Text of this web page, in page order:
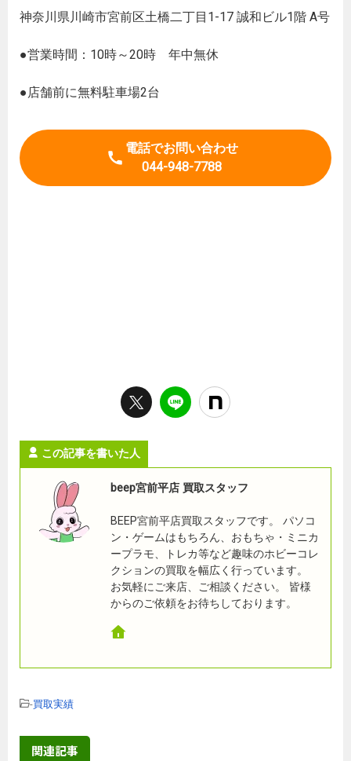
神奈川県川崎市宮前区土橋二丁目1-17 誠和ビル1階 A号
●営業時間：10時～20時 年中無休
●店舗前に無料駐車場2台
電話でお問い合わせ
044-948-7788
この記事を書いた人
beep宮前平店 買取スタッフ
BEEP宮前平店買取スタッフです。 パソコ
ン・ゲームはもちろん、おもちゃ・ミニカ
ープラモ、トレカ等など趣味のホビーコレ
クションの買取を幅広く行っています。
お気軽にご来店、ご相談ください。 皆様
からのご依頼をお待ちしております。
-買取実績
関連記事